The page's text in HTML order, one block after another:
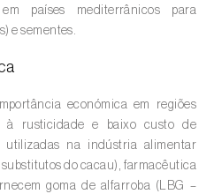
dulcis)
)
comosus)
países mediterrânicos para
e sementes.
económica em regiões
à rusticidade e baixo custo de
utilizadas na indústria alimentar
do cacau), farmacêutica
goma de alfarroba (LBG –